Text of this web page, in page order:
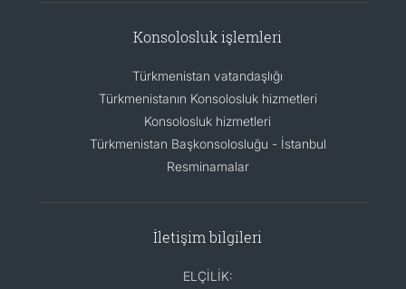
Konsolosluk işlemleri
Türkmenistan vatandaşlığı
Türkmenistanın Konsolosluk hizmetleri
Konsolosluk hizmetleri
Türkmenistan Başkonsolosluğu - İstanbul
Resminamalar
İletişim bilgileri
ELÇİLİK: